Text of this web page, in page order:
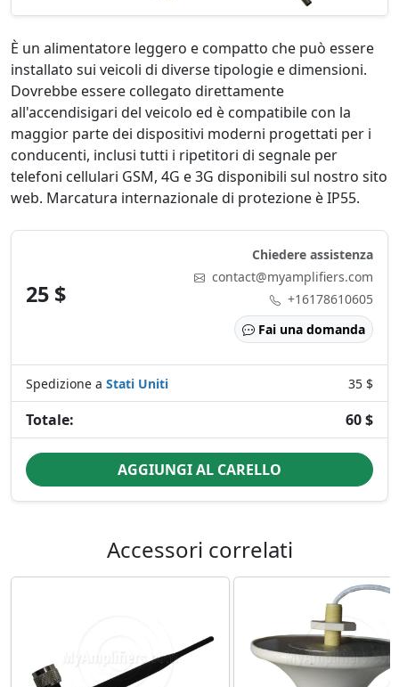
È un alimentatore leggero e compatto che può essere
installato sui veicoli di diverse tipologie e dimensioni.
Dovrebbe essere collegato direttamente
all'accendisigari del veicolo ed è compatibile con la
maggior parte dei dispositivi moderni progettati per i
conducenti, inclusi tutti i ripetitori di segnale per
telefoni cellulari GSM, 4G e 3G disponibili sul nostro sito
web. Marcatura internazionale di protezione è IP55.
25 $
Chiedere assistenza
contact@myamplifiers.com
+16178610605
Fai una domanda
Spedizione a Stati Uniti 35 $
Totale: 60 $
AGGIUNGI AL CARELLO
Accessori correlati